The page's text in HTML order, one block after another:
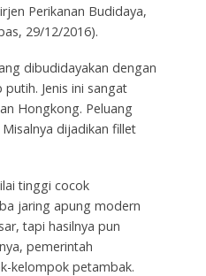
Perikanan Budidaya,
29/12/2016).
dibudidayakan dengan
Jenis ini sangat
Hongkong. Peluang
dijadikan fillet
tinggi cocok
jaring apung modern
tapi hasilnya pun
pemerintah
kelompok petambak.